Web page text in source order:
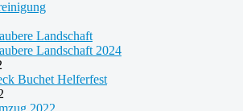
Landschaft
Landschaft 2024
Buchet Helferfest
2022